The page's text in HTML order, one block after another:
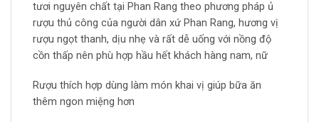
tươi nguyên chất tại Phan Rang theo phương pháp ủ
rượu thủ công của người dân xứ Phan Rang, hương vị
rượu ngọt thanh, dịu nhẹ và rất dễ uống với nồng độ
cồn thấp nên phù hợp hầu hết khách hàng nam, nữ
Rượu thích hợp dùng làm món khai vị giúp bữa ăn
thêm ngon miệng hơn